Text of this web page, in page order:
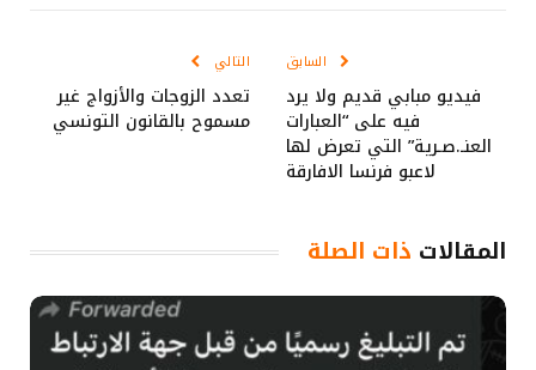
السابق
فيديو مبابي قديم ولا يرد
فيه على “العبارات
العنـ.صـرية” التي تعرض لها
لاعبو فرنسا الافارقة
التالي
تعدد الزوجات والأزواج غير
مسموح بالقانون التونسي
المقالات ذات الصلة